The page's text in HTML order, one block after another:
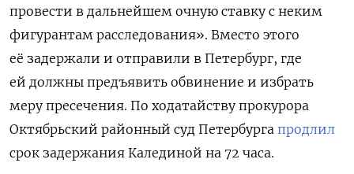
провести в дальнейшем очную ставку с неким
фигурантам расследования». Вместо этого
её задержали и отправили в Петербург, где
ей должны предъявить обвинение и избрать
меру пресечения. По ходатайству прокурора
Октябрьский районный суд Петербурга продлил
срок задержания Калединой на 72 часа.